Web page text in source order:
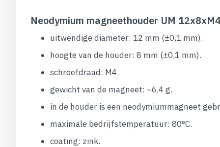
Neodymium magneethouder UM
uitwendige diameter: 12 mm (±0,1 mm).
hoogte van de houder: 8 mm (±0,1 mm).
schroefdraad: M4.
gewicht van de magneet: ~6,4 g.
in de houder is een neodymiummagneet
maximale bedrijfstemperatuur: 80°C.
coating: zink.